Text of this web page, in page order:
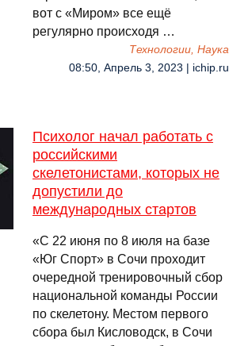
вот с «Миром» все ещё
регулярно происходя …
Технологии, Наука
08:50, Апрель 3, 2023 | ichip.ru
Психолог начал работать с
российскими
скелетонистами, которых не
допустили до
международных стартов
«С 22 июня по 8 июля на базе
«Юг Спорт» в Сочи проходит
очередной тренировочный сбор
национальной команды России
по скелетону. Местом первого
сбора был Кисловодск, в Сочи